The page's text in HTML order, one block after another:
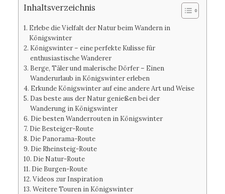
Inhaltsverzeichnis
Erlebe die Vielfalt der Natur beim Wandern in
Königswinter
Königswinter – eine perfekte Kulisse für
enthusiastische Wanderer
Berge, Täler und malerische Dörfer – Einen
Wanderurlaub in Königswinter erleben
Erkunde Königswinter auf eine andere Art und Weise
Das beste aus der Natur genießen bei der
Wanderung in Königswinter
Die besten Wanderrouten in Königswinter
Die Besteiger-Route
Die Panorama-Route
Die Rheinsteig-Route
Die Natur-Route
Die Burgen-Route
Videos zur Inspiration
Weitere Touren in Königswinter